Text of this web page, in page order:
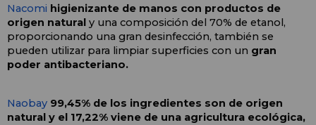
Nacomi higienizante de manos con productos de
origen natural y una composición del 70% de etanol,
proporcionando una gran desinfección, también se
pueden utilizar para limpiar superficies con un gran
poder antibacteriano.
Naobay 99,45% de los ingredientes son de origen